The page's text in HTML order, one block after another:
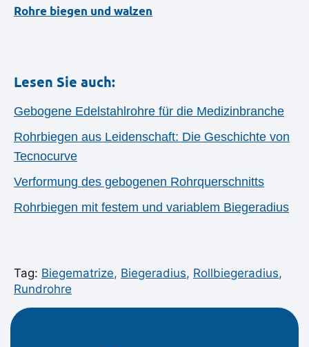
Rohre biegen und walzen
Lesen Sie auch:
Gebogene Edelstahlrohre für die Medizinbranche
Rohrbiegen aus Leidenschaft: Die Geschichte von
Tecnocurve
Verformung des gebogenen Rohrquerschnitts
Rohrbiegen mit festem und variablem Biegeradius
Tag: Biegematrize, Biegeradius, Rollbiegeradius,
Rundrohre